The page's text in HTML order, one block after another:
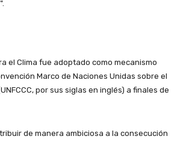
el Clima fue adoptado como mecanismo
Marco de Naciones Unidas sobre el
por sus siglas en inglés) a finales de
de manera ambiciosa a la consecución